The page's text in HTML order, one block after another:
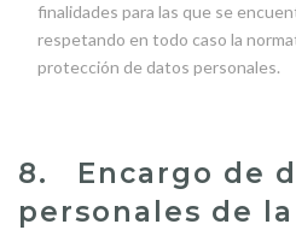
finalidades para las que se
respetando en todo caso la
protección de datos personales.
8. Encargo de
personales de